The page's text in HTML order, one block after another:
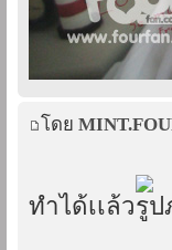
โดย
ทำได้เเล้ว